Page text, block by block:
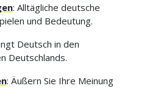
: Alltägliche deutsche
und Bedeutung.
Deutsch in den
Deutschlands.
: Äußern Sie Ihre Meinung